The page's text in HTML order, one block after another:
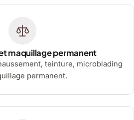
maquillage permanent
teinture, microblading
permanent.